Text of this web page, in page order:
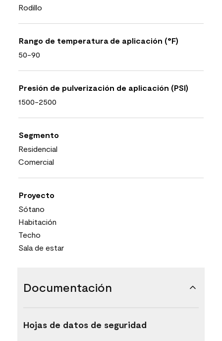
Rodillo
Rango de temperatura de aplicación (°F)
50-90
Presión de pulverización de aplicación (PSI)
1500-2500
Segmento
Residencial
Comercial
Proyecto
Sótano
Habitación
Techo
Sala de estar
Documentación
Hojas de datos de seguridad